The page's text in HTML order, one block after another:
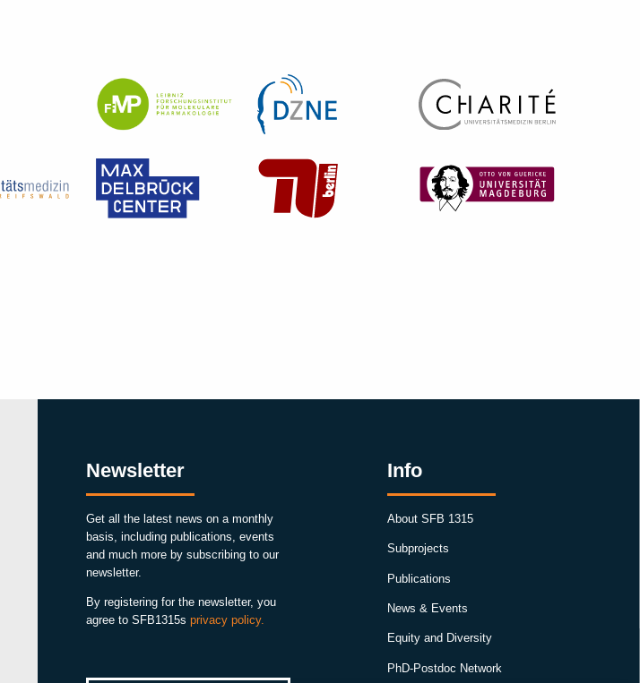
Newsletter
Get all the latest news on a monthly
basis, including publications, events
and much more by subscribing to our
newsletter.
By registering for the newsletter, you
agree to SFB1315s privacy policy.
Info
About SFB 1315
Subprojects
Publications
News & Events
Equity and Diversity
PhD-Postdoc Network